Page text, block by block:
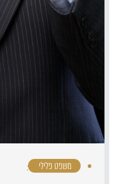
משפט פלילי ·